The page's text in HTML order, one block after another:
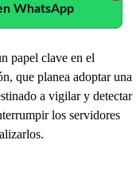
WhatsApp
papel clave en el
que planea adoptar una
a vigilar y detectar
los servidores